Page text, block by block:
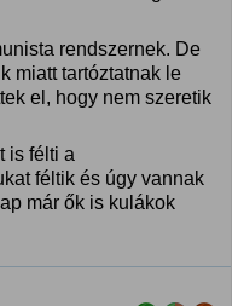
rendszernek. De
miatt tartóztatnak le
el, hogy nem szeretik
is félti a
féltik és úgy vannak
már ők is kulákok